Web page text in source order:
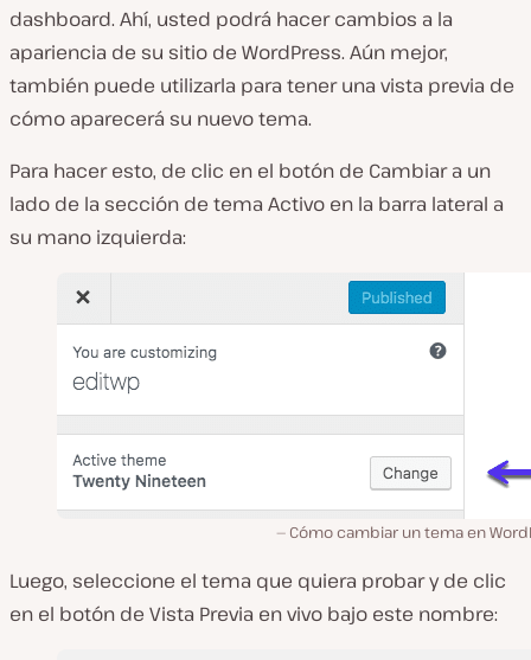
dashboard. Ahí, usted podrá hacer cambios a la
apariencia de su sitio de WordPress. Aún mejor,
también puede utilizarla para tener una vista previa de
cómo aparecerá su nuevo tema.
Para hacer esto, de clic en el botón de Cambiar a un
lado de la sección de tema Activo en la barra lateral a
su mano izquierda:
Cómo cambiar un tema en
Luego, seleccione el tema que quiera probar y de clic
en el botón de Vista Previa en vivo bajo este nombre: